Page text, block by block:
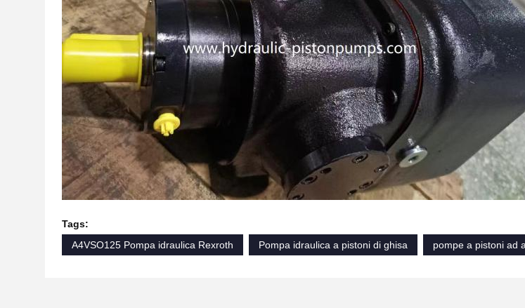
Tags:
A4VSO125 Pompa idraulica Rexroth
Pompa idraulica a pistoni di ghisa pompe a pistoni ad